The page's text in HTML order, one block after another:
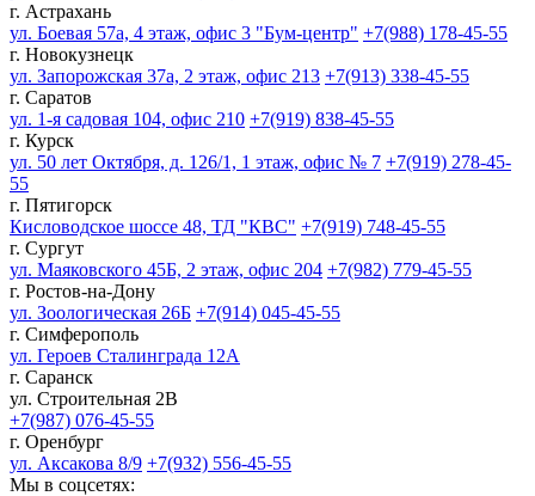
г. Астрахань
ул. Боевая 57а, 4 этаж, офис 3 "Бум-центр" +7(988) 178-45-55
г. Новокузнецк
ул. Запорожская 37а, 2 этаж, офис 213 +7(913) 338-45-55
г. Саратов
ул. 1-я садовая 104, офис 210 +7(919) 838-45-55
г. Курск
ул. 50 лет Октября, д. 126/1, 1 этаж, офис № 7 +7(919) 278-45-
55
г. Пятигорск
Кисловодское шоссе 48, ТД "КВС" +7(919) 748-45-55
г. Сургут
ул. Маяковского 45Б, 2 этаж, офис 204 +7(982) 779-45-55
г. Ростов-на-Дону
ул. Зоологическая 26Б +7(914) 045-45-55
г. Симферополь
ул. Героев Сталинграда 12А
г. Саранск
ул. Строительная 2В
+7(987) 076-45-55
г. Оренбург
ул. Аксакова 8/9 +7(932) 556-45-55
Мы в соцсетях: